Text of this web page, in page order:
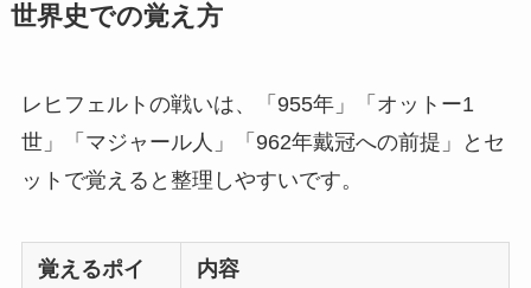
世界史での覚え方
レヒフェルトの戦いは、「955年」「オットー1
世」「マジャール人」「962年戴冠への前提」とセ
ットで覚えると整理しやすいです。
覚えるポイ
内容